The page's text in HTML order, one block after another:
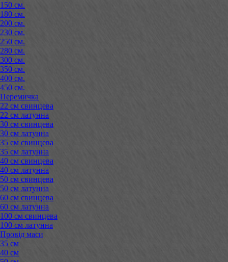
150 см.
180 см.
200 см.
230 см.
250 см.
280 см.
300 см.
350 см.
400 см.
450 см.
Перемичка
22 см свинцева
22 см латунна
30 см свинцева
30 см латунна
35 см свинцева
35 см латунна
40 см свинцева
40 см латунна
50 см свинцева
50 см латунна
60 см свинцева
60 см латунна
100 см свинцева
100 см латунна
Провід маси
35 см
40 см